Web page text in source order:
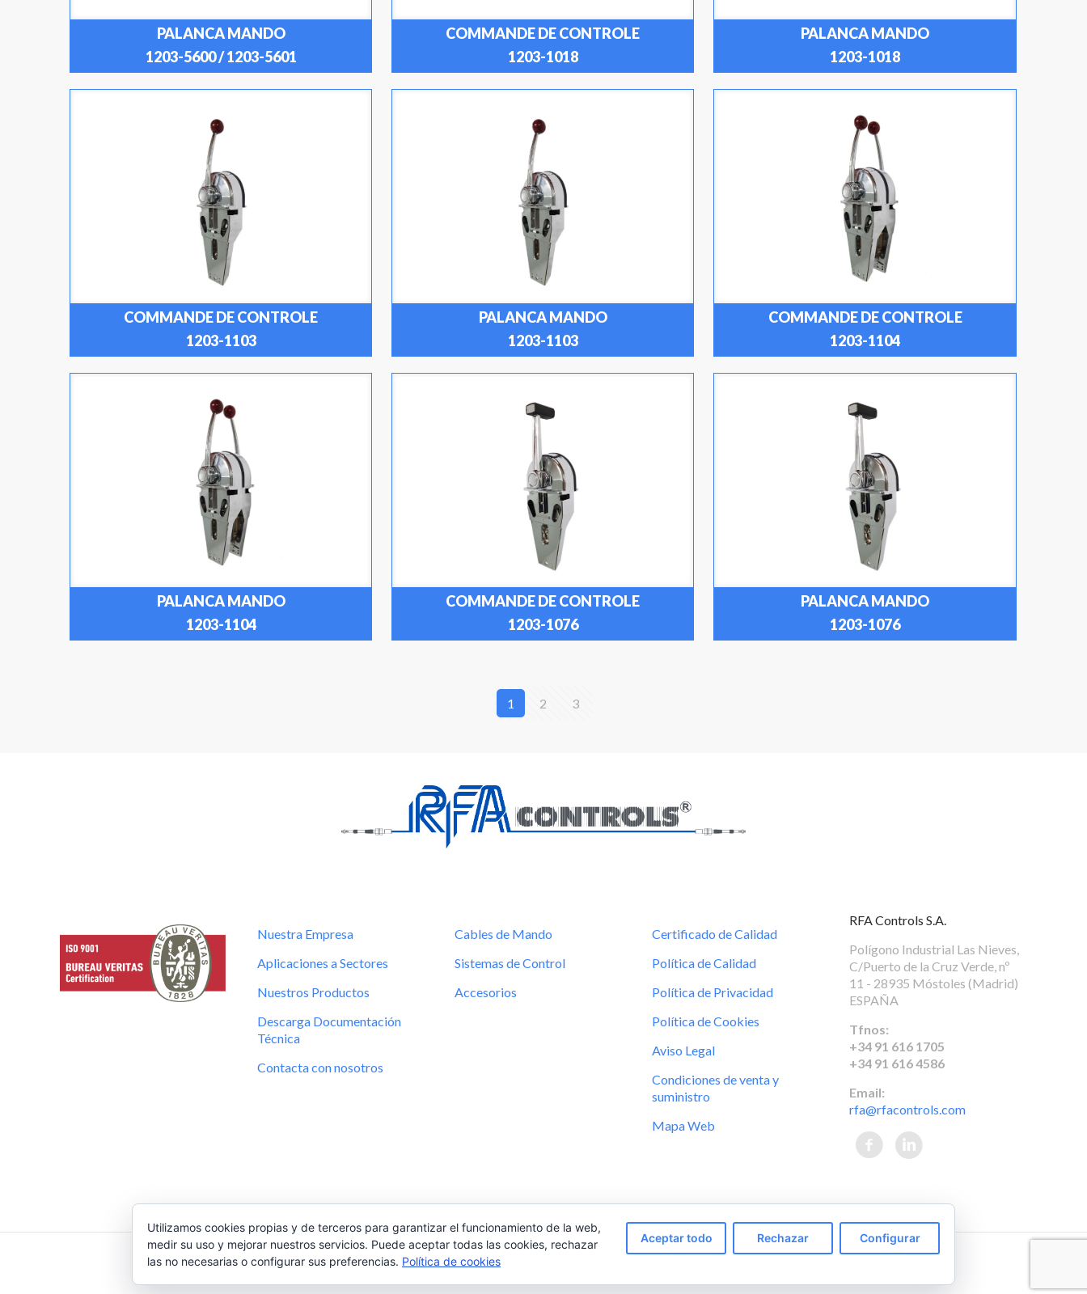
PALANCA MANDO
1203-5600 / 1203-5601
COMMANDE DE CONTROLE
1203-1018
PALANCA MANDO
1203-1018
COMMANDE DE CONTROLE
1203-1103
PALANCA MANDO
1203-1103
COMMANDE DE CONTROLE
1203-1104
PALANCA MANDO
1203-1104
COMMANDE DE CONTROLE
1203-1076
PALANCA MANDO
1203-1076
1 2 3
Nuestra Empresa
Aplicaciones a Sectores
Nuestros Productos
Descarga Documentación
Técnica
Contacta con nosotros
Cables de Mando
Sistemas de Control
Accesorios
Certificado de Calidad
Política de Calidad
Política de Privacidad
Política de Cookies
Aviso Legal
Condiciones de venta y
suministro
Mapa Web
RFA Controls S.A.
Polígono Industrial Las Nieves,
C/Puerto de la Cruz Verde, nº
11 - 28935 Móstoles (Madrid)
ESPAÑA
Tfnos:
+34 91 616 1705
+34 91 616 4586
Email:
rfa@rfacontrols.com
© 2020 RFA Controls. Todos los derechos reservados.
Utilizamos cookies propias y de terceros para garantizar el funcionamiento de la web,
medir su uso y mejorar nuestros servicios. Puede aceptar todas las cookies, rechazar
las no necesarias o configurar sus preferencias. Política de cookies
Aceptar todo Rechazar Configurar